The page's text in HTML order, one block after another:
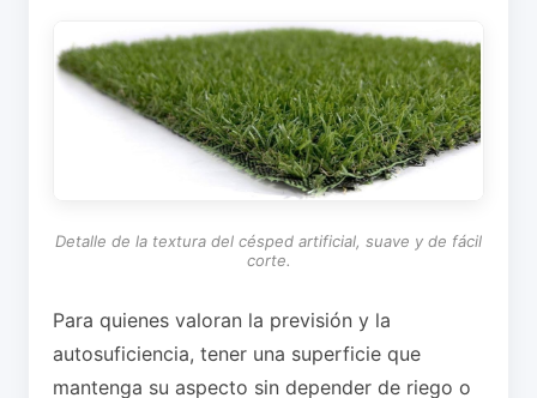
Detalle de la textura del césped artificial, suave y de fácil
corte.
Para quienes valoran la previsión y la
autosuficiencia, tener una superficie que
mantenga su aspecto sin depender de riego o